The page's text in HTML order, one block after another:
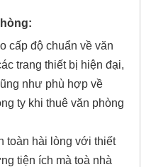
cấp độ chuẩn về văn
trang thiết bị hiện đại,
như phù hợp về
ty khi thuê văn phòng
toàn hài lòng với thiết
tiện ích mà toà nhà